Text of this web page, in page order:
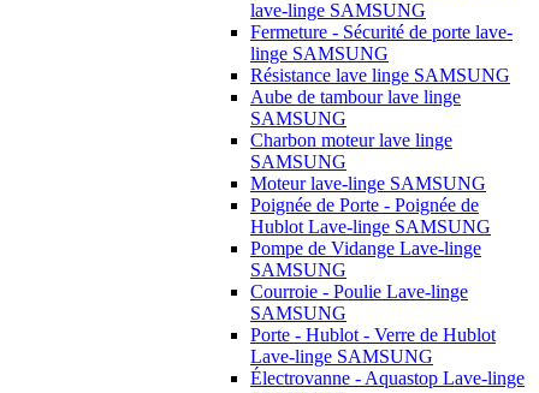
lave-linge SAMSUNG
Fermeture - Sécurité de porte lave-
linge SAMSUNG
Résistance lave linge SAMSUNG
Aube de tambour lave linge
SAMSUNG
Charbon moteur lave linge
SAMSUNG
Moteur lave-linge SAMSUNG
Poignée de Porte - Poignée de
Hublot Lave-linge SAMSUNG
Pompe de Vidange Lave-linge
SAMSUNG
Courroie - Poulie Lave-linge
SAMSUNG
Porte - Hublot - Verre de Hublot
Lave-linge SAMSUNG
Électrovanne - Aquastop Lave-linge